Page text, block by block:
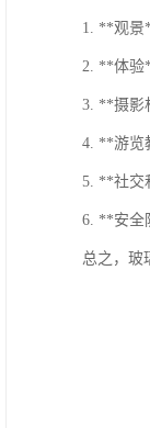
1. **观景
2. **体验
3. **摄影
4. **游览
5. **社交
6. **安全
总之，玻